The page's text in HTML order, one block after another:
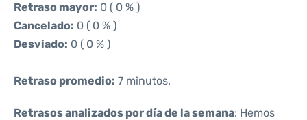
Retraso mayor: 0 ( 0 % )
Cancelado: 0 ( 0 % )
Desviado: 0 ( 0 % )
Retraso promedio: 7 minutos.
Retrasos analizados por día de la semana: Hemos